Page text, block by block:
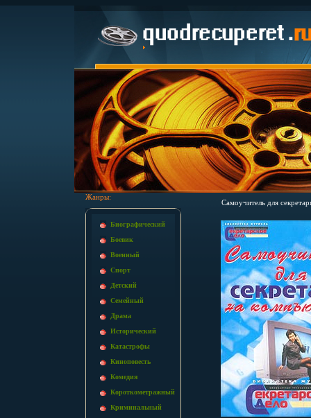
Жанры:
Биографический
Боевик
Военный
Спорт
Детский
Семейный
Драма
Исторический
Катастрофы
Киноповесть
Комедия
Короткометражный
Криминальный
Самоучитель для